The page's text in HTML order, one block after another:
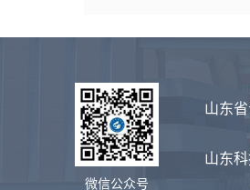
微信公众号
山东
山东